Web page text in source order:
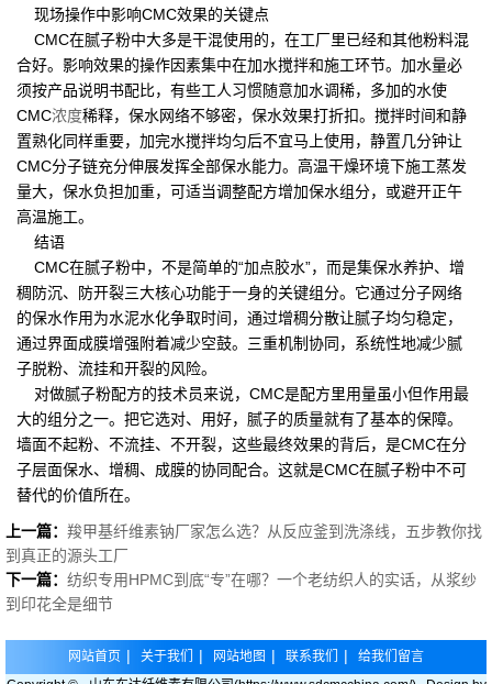
现场操作中影响CMC效果的关键点
CMC在腻子粉中大多是干混使用的，在工厂里已经和其他粉料混
合好。影响效果的操作因素集中在加水搅拌和施工环节。加水量必
须按产品说明书配比，有些工人习惯随意加水调稀，多加的水使
CMC浓度稀释，保水网络不够密，保水效果打折扣。搅拌时间和静
置熟化同样重要，加完水搅拌均匀后不宜马上使用，静置几分钟让
CMC分子链充分伸展发挥全部保水能力。高温干燥环境下施工蒸发
量大，保水负担加重，可适当调整配方增加保水组分，或避开正午
高温施工。
结语
CMC在腻子粉中，不是简单的“加点胶水”，而是集保水养护、增
稠防沉、防开裂三大核心功能于一身的关键组分。它通过分子网络
的保水作用为水泥水化争取时间，通过增稠分散让腻子均匀稳定，
通过界面成膜增强附着减少空鼓。三重机制协同，系统性地减少腻
子脱粉、流挂和开裂的风险。
对做腻子粉配方的技术员来说，CMC是配方里用量虽小但作用最
大的组分之一。把它选对、用好，腻子的质量就有了基本的保障。
墙面不起粉、不流挂、不开裂，这些最终效果的背后，是CMC在分
子层面保水、增稠、成膜的协同配合。这就是CMC在腻子粉中不可
替代的价值所在。
上一篇： 羧甲基纤维素钠厂家怎么选？从反应釜到洗涤线，五步教你找
到真正的源头工厂
下一篇： 纺织专用HPMC到底“专”在哪？一个老纺织人的实话，从浆纱
到印花全是细节
网站首页 | 关于我们 | 网站地图 | 联系我们 |
给我们留言